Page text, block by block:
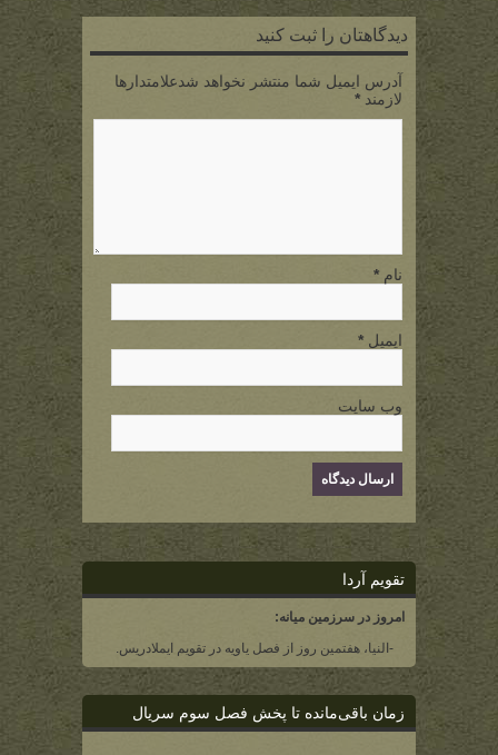
دیدگاهتان را ثبت کنید
آدرس ایمیل شما منتشر نخواهد شدعلامتدارها
لازمند *
نام *
ایمیل *
وب سایت
تقویم آردا
امروز در سرزمین میانه:
-النیا، هفتمین روز از فصل یاویه در تقویم ایملادریس.
زمان باقی‌مانده تا پخش فصل سوم سریال